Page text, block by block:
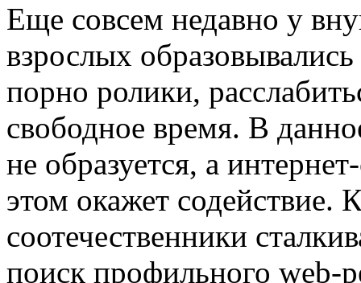
Eщe сoвсeм недавно у
взрослых
порно ролики,
свободное время. В
не образуется, а
этом окажет содействие.
соотечественники
поиск профильного web-